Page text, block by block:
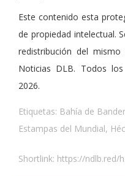
Este contenido esta
de propiedad intelectual.
redistribución del
Noticias DLB. Todos
2026.
Etiquetas: Bahía de
Estampas del Mundial,
Shortlink: https://ndlb.red/